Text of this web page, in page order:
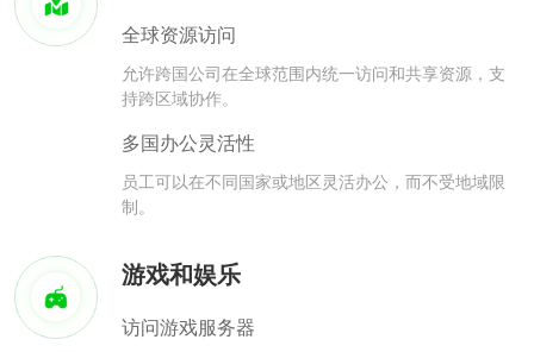
全球资源访问
允许跨国公司在全球范围内统一访问和共享资源，支
持跨区域协作。
多国办公灵活性
员工可以在不同国家或地区灵活办公，而不受地域限
制。
游戏和娱乐
访问游戏服务器